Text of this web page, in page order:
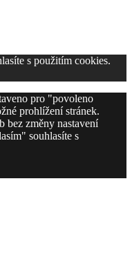
s použitím cookies.
pro "povoleno
prohlížení stránek.
bez změny nastavení
souhlasíte s